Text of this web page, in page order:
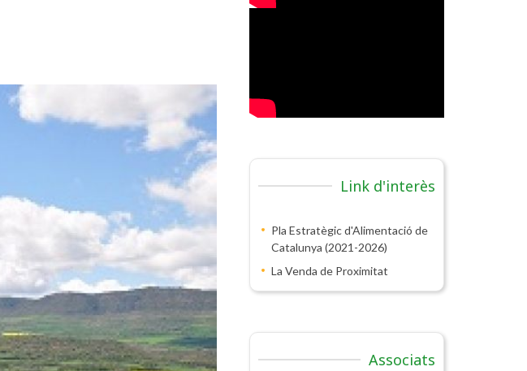
Link d'interès
Pla Estratègic d'Alimentació de
Catalunya (2021-2026)
La Venda de Proximitat
Associats